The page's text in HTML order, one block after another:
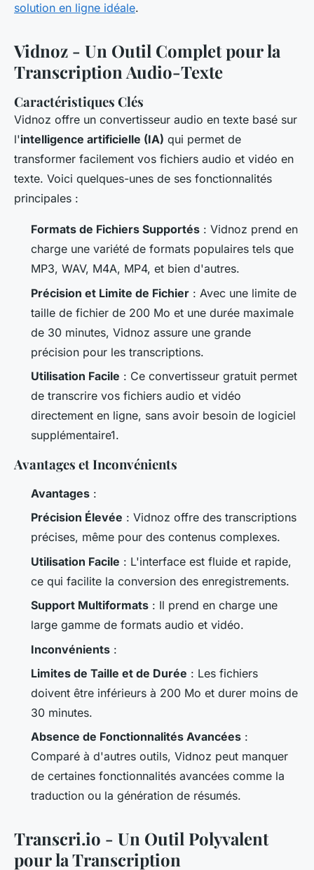
solution en ligne idéale.
Vidnoz - Un Outil Complet pour la
Transcription Audio-Texte
Caractéristiques Clés
Vidnoz offre un convertisseur audio en texte basé sur
l'intelligence artificielle (IA) qui permet de
transformer facilement vos fichiers audio et vidéo en
texte. Voici quelques-unes de ses fonctionnalités
principales :
Formats de Fichiers Supportés : Vidnoz prend en
charge une variété de formats populaires tels que
MP3, WAV, M4A, MP4, et bien d'autres.
Précision et Limite de Fichier : Avec une limite de
taille de fichier de 200 Mo et une durée maximale
de 30 minutes, Vidnoz assure une grande
précision pour les transcriptions.
Utilisation Facile : Ce convertisseur gratuit permet
de transcrire vos fichiers audio et vidéo
directement en ligne, sans avoir besoin de logiciel
supplémentaire1.
Avantages et Inconvénients
Avantages :
Précision Élevée : Vidnoz offre des transcriptions
précises, même pour des contenus complexes.
Utilisation Facile : L'interface est fluide et rapide,
ce qui facilite la conversion des enregistrements.
Support Multiformats : Il prend en charge une
large gamme de formats audio et vidéo.
Inconvénients :
Limites de Taille et de Durée : Les fichiers
doivent être inférieurs à 200 Mo et durer moins de
30 minutes.
Absence de Fonctionnalités Avancées :
Comparé à d'autres outils, Vidnoz peut manquer
de certaines fonctionnalités avancées comme la
traduction ou la génération de résumés.
Transcri.io - Un Outil Polyvalent
pour la Transcription